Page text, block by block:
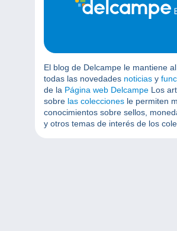
El blog de Delcampe le mantiene
todas las novedades noticias y
de la Página web Delcampe Los
sobre las colecciones le permiten
conocimientos sobre sellos,
y otros temas de interés de los